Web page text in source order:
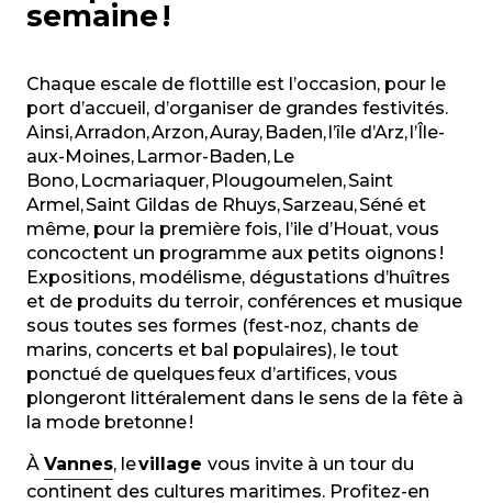
semaine !
Chaque escale de flottille est l’occasion, pour le
port d’accueil, d’organiser de grandes festivités.
Ainsi, Arradon, Arzon, Auray, Baden, l’île d’Arz, l’Île-
aux-Moines, Larmor-Baden, Le
Bono, Locmariaquer, Plougoumelen, Saint
Armel, Saint Gildas de Rhuys, Sarzeau, Séné et
même, pour la première fois, l’ile d’Houat, vous
concoctent un programme aux petits oignons !
Expositions, modélisme, dégustations d’huîtres
et de produits du terroir, conférences et musique
sous toutes ses formes (fest-noz, chants de
marins, concerts et bal populaires), le tout
ponctué de quelques feux d’artifices, vous
plongeront littéralement dans le sens de la fête à
la mode bretonne!
À Vannes, levillage vous invite à un tour du
continent des cultures maritimes. Profitez-en